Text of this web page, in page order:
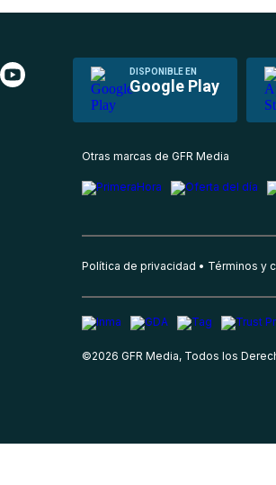
DISPONIBLE EN
Google Play
Otras marcas de GFR Media
Política de privacidad Términos y
©2026 GFR Media, Todos los